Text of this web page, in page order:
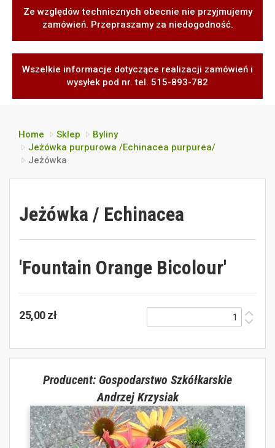
Ze względów technicznych obecnie nie przyjmujemy
zamówień. Przepraszamy za niedogodność.
Wszelkie informacje dotyczące realizacji zamówień i
wysyłek pod nr. tel. 515-893-782
Home Sklep
Byliny
Jeżówka purpurowa /Echinacea purpurea/
Jeżówka
Jeżówka / Echinacea
'Fountain Orange Bicolour'
25,00 zł
Producent: Gospodarstwo Szkółkarskie
Andrzej Krzysiak